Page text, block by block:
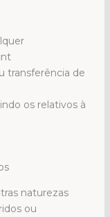
transferência de
os relativos à
naturezas
ou